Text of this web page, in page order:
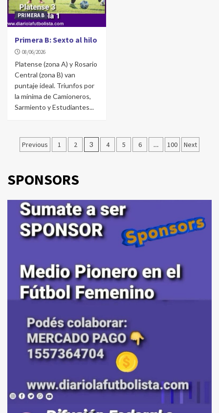
PRIMERA B
Primera B: Sexto al hilo
08/06/2026
Platense (zona A) y Rosario
Central (zona B) van
puntaje ideal. Triunfos por
la mínima de Camioneros,
Sarmiento y Estudiantes...
Navegación
entradas
Previous 1 2 3 4 5 6 … 100 Next
SPONSORS